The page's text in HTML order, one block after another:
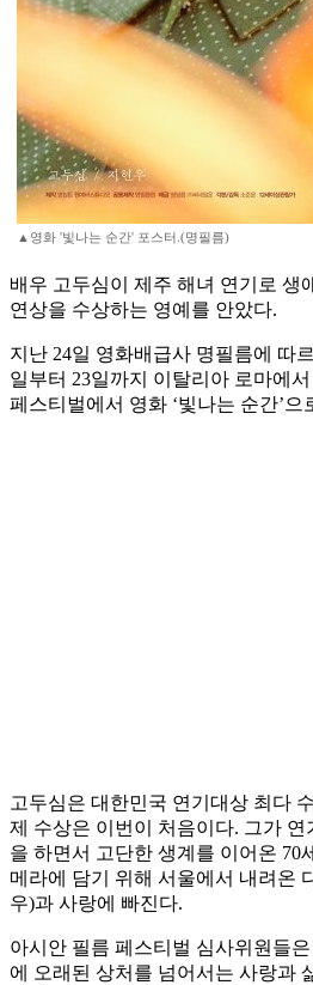
▲영화 '빛나는 순간' 포스터.(명필름)
배우 고두심이 제주 해녀 연기로 생
연상을 수상하는 영예를 안았다.
지난 24일 영화배급사 명필름에 따
일부터 23일까지 이탈리아 로마에
페스티벌에서 영화 ‘빛나는 순간’
고두심은 대한민국 연기대상 최다
제 수상은 이번이 처음이다. 그가 연
을 하면서 고단한 생계를 이어온 70
메라에 담기 위해 서울에서 내려온
우)과 사랑에 빠진다.
아시안 필름 페스티벌 심사위원들은
에 오래된 상처를 넘어서는 사랑과